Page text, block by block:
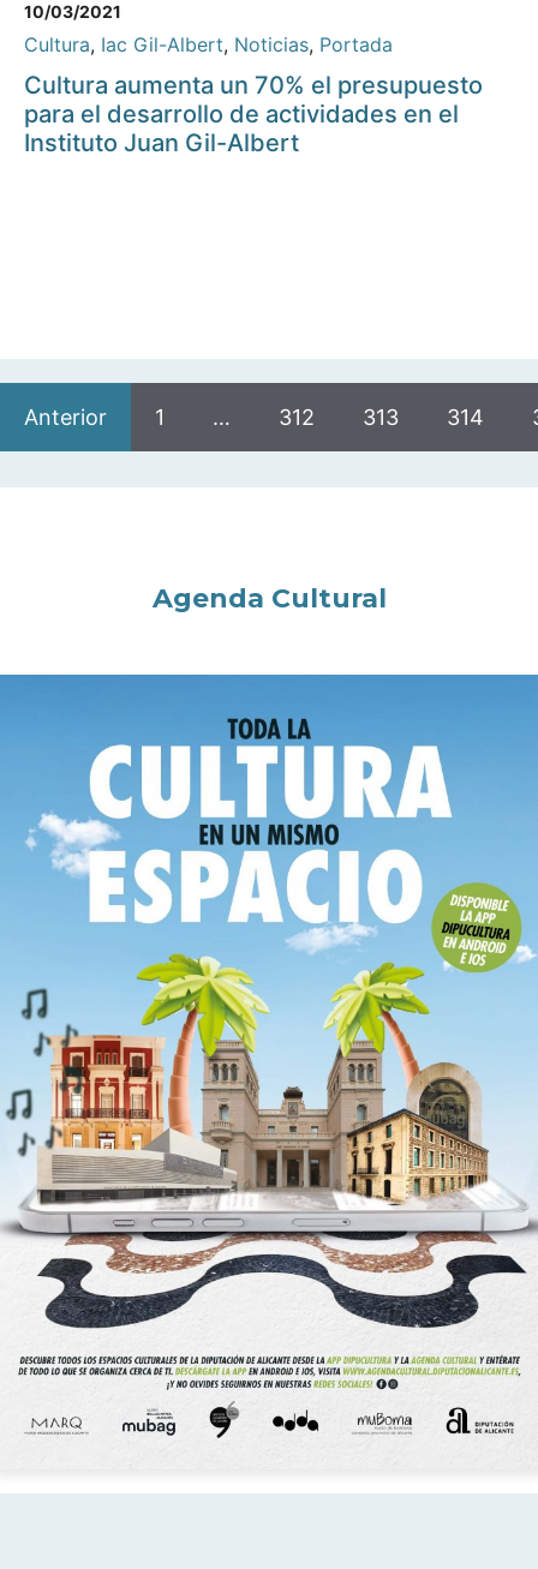
10/03/2021
Cultura, Iac Gil-Albert, Noticias, Portada
Cultura aumenta un 70% el presupuesto
para el desarrollo de actividades en el
Instituto Juan Gil-Albert
Anterior 1 … 312 313 314
Agenda Cultural